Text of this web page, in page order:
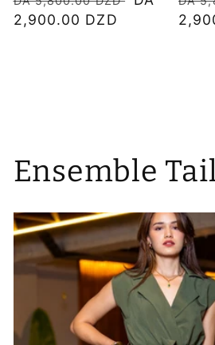
habituel
2,900.00 DZD
Ensemble